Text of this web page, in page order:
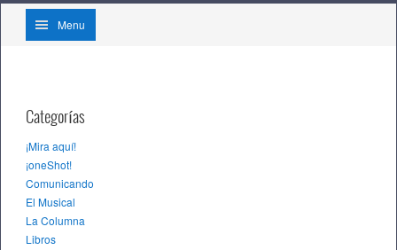
Menu
Categorías
¡Mira aquí!
¡oneShot!
Comunicando
El Musical
La Columna
Libros